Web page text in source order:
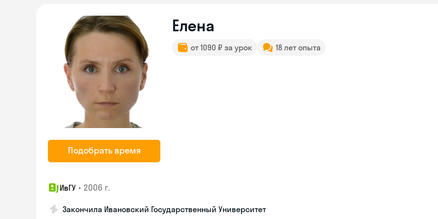
Подобрать время
Елена
от 1090 ₽ за урок 18 лет опыта
ИвГУ • 2006 г.
Закончила Ивановский Государственный Университет